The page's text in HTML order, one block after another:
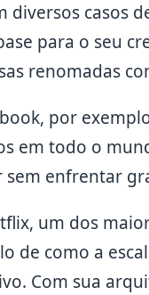
diversos casos
para o seu
renomadas
por
em todo o
sem enfrentar
um dos
de como a
Com sua